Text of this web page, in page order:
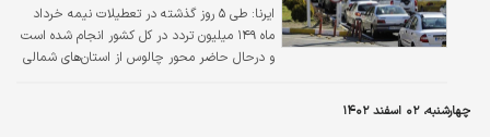
ایرنا:
طی ۵ روز گذشته در تعطیلات نیمه خرداد
ماه ۱۴۹ میلیون تردد در کل کشور انجام شده است
و درحال حاضر محور چالوس از استان‌های شمالی
چهارشنبه، ۰۲ اسفند ۱۴۰۲